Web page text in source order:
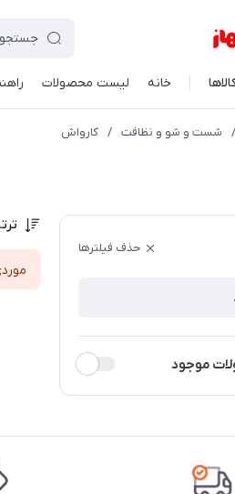
خانه لیست محصولات
/ شست و شو و نظافت / کارواش
حذف فیلترها
موجود